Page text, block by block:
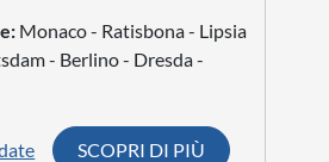
Monaco - Ratisbona - Lipsia
- Berlino - Dresda -
SCOPRI DI PIÙ